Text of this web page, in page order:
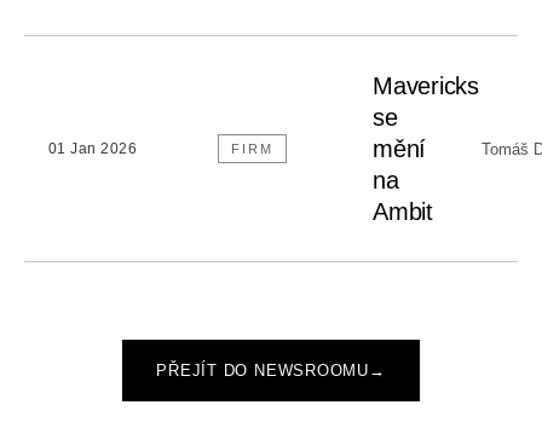
01 Jan 2026 FIRM
Mavericks
se
mění
na
Ambit
Tomáš
PŘEJÍT DO NEWSROOMU →